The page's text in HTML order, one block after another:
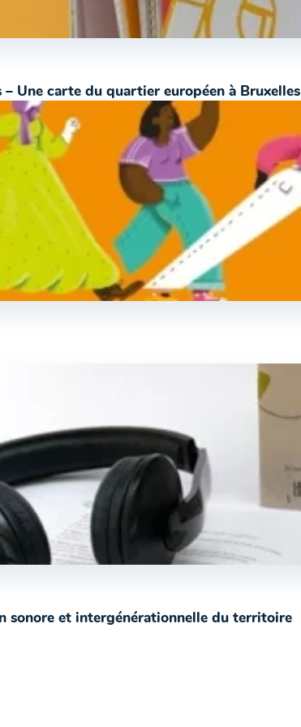
Une carte du quartier européen à Bruxelles
sonore et intergénérationnelle du territoire